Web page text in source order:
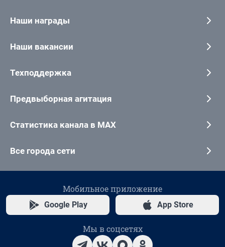
Наши награды
Наши вакансии
Техподдержка
Предвыборная агитация
Статистика канала в MAX
Все города сети
Мобильное приложение
Google Play App Store
Мы в соцсетях